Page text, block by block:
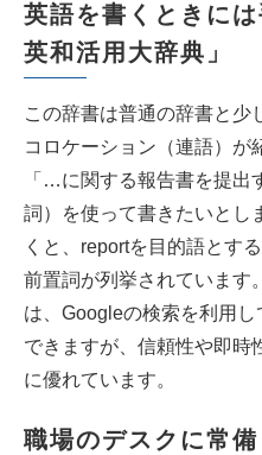
英語を書くときには
英和活用大辞典 」
この辞書は普通の辞書と少
コロケーション（連語）が
「…に関する報告書を提出
詞）を使って書きたいとし
くと、reportを目的語とす
前置詞が列挙されています
は、Googleの検索を利用
できますが、信頼性や即時
に優れています。
職場のデスクに常備